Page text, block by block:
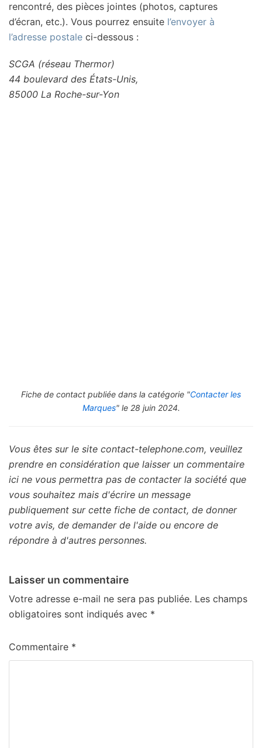
rencontré, des pièces jointes (photos, captures
d’écran, etc.). Vous pourrez ensuite l’envoyer à
l’adresse postale ci-dessous :
SCGA (réseau Thermor)
44 boulevard des États-Unis,
85000 La Roche-sur-Yon
Fiche de contact publiée dans la catégorie "Contacter les
Marques" le 28 juin 2024.
Vous êtes sur le site contact-telephone.com, veuillez
prendre en considération que laisser un commentaire
ici ne vous permettra pas de contacter la société que
vous souhaitez mais d'écrire un message
publiquement sur cette fiche de contact, de donner
votre avis, de demander de l'aide ou encore de
répondre à d'autres personnes.
Laisser un commentaire
Votre adresse e-mail ne sera pas publiée. Les champs
obligatoires sont indiqués avec *
Commentaire *